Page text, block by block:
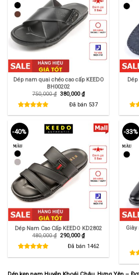
Dép nam quai chéo cao cấp KEEDO
BH00202
750,000₫ Giá
750,000 ₫.
380,000₫Giá
hiện
tại
là:
380,000 ₫.
Đã bán 537
Dép
-40%
Dép Nam Cao Cấp KEEDO KD2802
480,000₫ Giá
290,000₫Giá
hiện
tại
Đã bán 1462
-33%